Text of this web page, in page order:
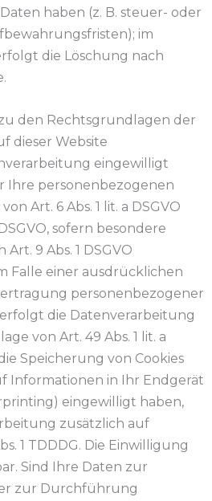
haben (z. B. steuer- oder
im
die Löschung nach
den Rechtsgrundlagen der
dieser Website
eingewilligt
Ihre personenbezogenen
Art. 6 Abs. 1 lit. a DSGVO
sofern besondere
9 Abs. 1 DSGVO
Falle einer ausdrücklichen
personenbezogener
die Datenverarbeitung
von Art. 49 Abs. 1 lit. a
Speicherung von Cookies
Informationen in Ihr Endgerät
eingewilligt haben,
zusätzlich auf
1 TDDDG. Die Einwilligung
Sind Ihre Daten zur
zur Durchführung